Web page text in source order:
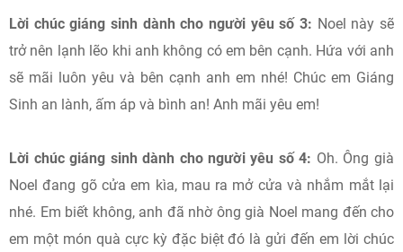
Lời chúc giáng sinh dành cho người yêu số 3: Noel này sẽ
trở nên lạnh lẽo khi anh không có em bên cạnh. Hứa với anh
sẽ mãi luôn yêu và bên cạnh anh em nhé! Chúc em Giáng
Sinh an lành, ấm áp và bình an! Anh mãi yêu em!
Lời chúc giáng sinh dành cho người yêu số 4: Oh. Ông già
Noel đang gõ cửa em kìa, mau ra mở cửa và nhắm mắt lại
nhé. Em biết không, anh đã nhờ ông già Noel mang đến cho
em một món quà cực kỳ đặc biệt đó là gửi đến em lời chúc